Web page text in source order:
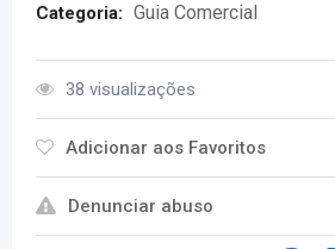
Categoria: Guia Comercial
38 visualizações
Adicionar aos Favoritos
Denunciar abuso